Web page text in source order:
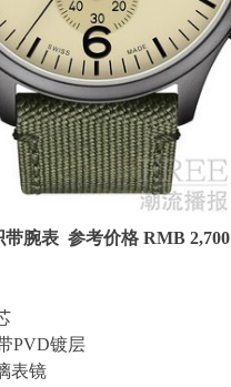
带腕表 参考价格 RMB 2,700
PVD镀层
表镜